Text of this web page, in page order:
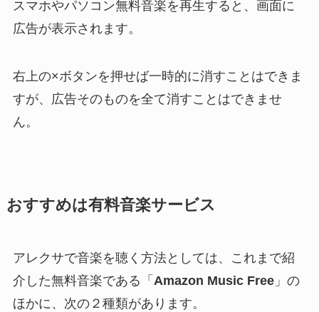
スマホやパソコン無料音楽を再生すると、画面に
広告が表示されます。
右上の×ボタンを押せば一時的に消すことはできま
すが、広告そのものを全て消すことはできませ
ん。
おすすめは有料音楽サービス
アレクサで音楽を聴く方法としては、これまで紹
介した無料音楽である「 Amazon Music Free」の
ほかに、次の２種類があります。